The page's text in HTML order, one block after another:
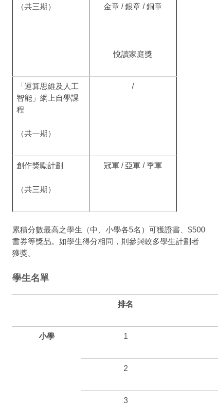
（共三期） 金章 / 銀章 / 銅章
悅讀家庭獎
「運算思維及人工
智能」網上自學課
程
（共一期）
/
創作獎勵計劃
（共三期）
冠軍 / 亞軍 / 季軍
累積分數最高之學生（中、小學各5名）可獲證書、$500
書券等獎品。如學生得分相同，則參與較多學生計劃者
獲獎。
學生名單
排名
小學 1
2
3